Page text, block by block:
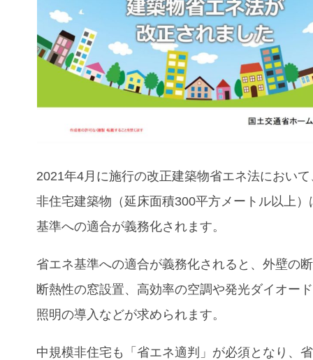
2021年4月に施行の改正建築物省エネ法におい
非住宅建築物（延床面積300平方メートル以上）
基準への適合が義務化されます。
省エネ基準への適合が義務化されると、外壁の
断熱性の窓設置、高効率の空調や発光ダイオー
照明の導入などが求められます。
中規模非住宅も「省エネ適判」が必須となり、